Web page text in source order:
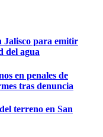
Jalisco para emitir
del agua
en penales de
tras denuncia
terreno en San